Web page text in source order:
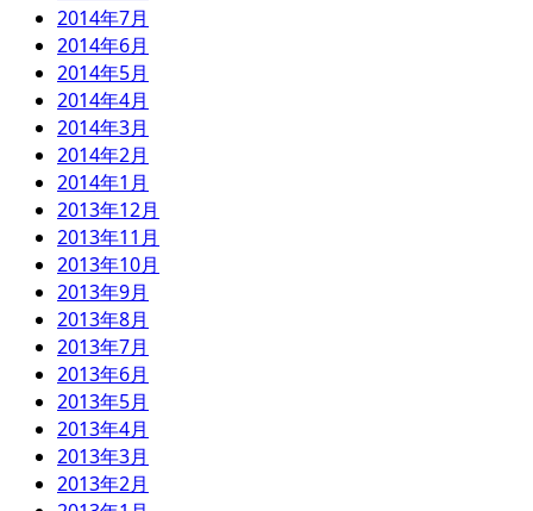
2014年7月
2014年6月
2014年5月
2014年4月
2014年3月
2014年2月
2014年1月
2013年12月
2013年11月
2013年10月
2013年9月
2013年8月
2013年7月
2013年6月
2013年5月
2013年4月
2013年3月
2013年2月